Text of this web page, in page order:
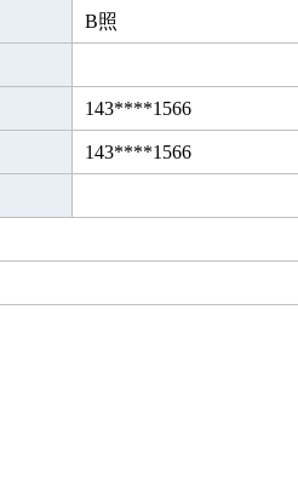
B照
143****1566
143****1566